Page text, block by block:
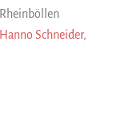
Hanno Schneider,